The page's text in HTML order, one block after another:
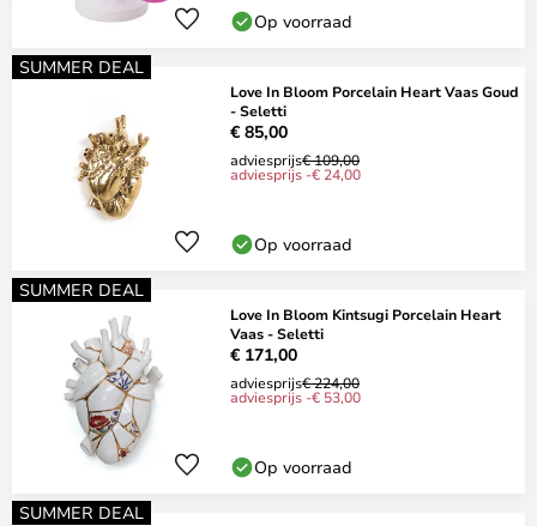
Op voorraad
SUMMER DEAL
Love In Bloom Porcelain Heart Vaas Goud
- Seletti
€ 85,00
adviesprijs€ 109,00
adviesprijs -€ 24,00
Op voorraad
SUMMER DEAL
Love In Bloom Kintsugi Porcelain Heart
Vaas - Seletti
€ 171,00
adviesprijs€ 224,00
adviesprijs -€ 53,00
Op voorraad
SUMMER DEAL